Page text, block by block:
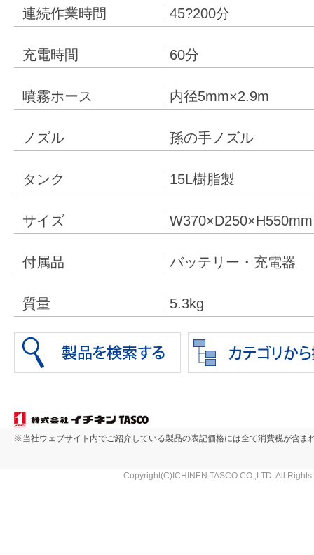
連続作業時間 45?200分
充電時間 60分
噴霧ホース 内径5mm×2.9m
ノズル 孫の手ノズル
タンク 15L樹脂製
サイズ W370×D250×H550mm
付属品 バッテリー・充電器
質量 5.3kg
※当社ウェブサイト内でご紹介している製品の表記価格には全て消費税が含ま
Copyright(C)ICHINEN TASCO CO.,LTD. All